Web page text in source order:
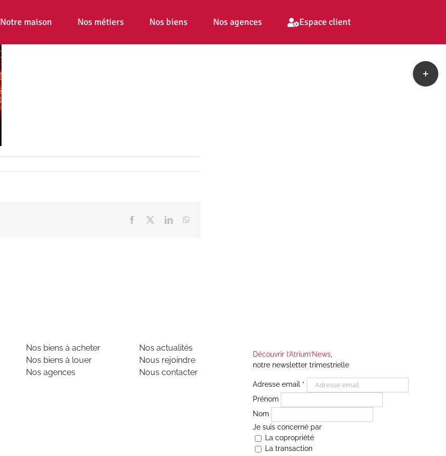
Notre maison Nos métiers Nos biens Nos agences Espace client
Facebook LinkedIn
Nos biens à acheter
Nos biens à louer
Nos agences
Nos actualités
Nous rejoindre
Nous contacter
Découvrir l’Atrium’News,
notre newsletter trimestrielle
Adresse email *
Prénom
Nom
Je suis concerné par
La copropriété
La transaction
Toggle
Sliding
Bar